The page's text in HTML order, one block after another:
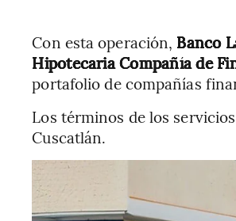
Con esta operación, Banco
Hipotecaria Compañía de
portafolio de compañías
Los términos de los
Cuscatlán.